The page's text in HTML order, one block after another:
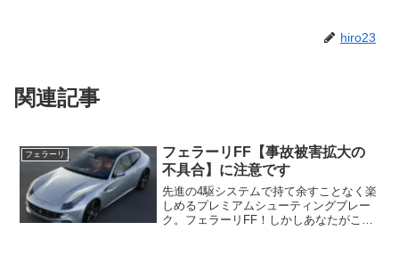
hiro23
関連記事
フェラーリ
フェラーリFF【事故被害拡大の
不具合】に注意です
先進の4駆システムで持て余すことなく楽
しめるプレミアムシューティングブレー
ク。フェラーリFF！しかしあなたがこの